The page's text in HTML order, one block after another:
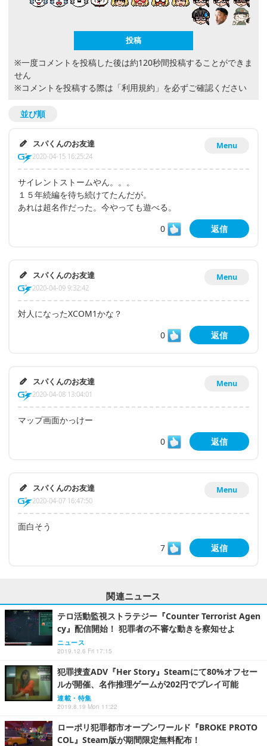
※一度コメントを投稿した後は約120秒間投稿することができま
せん
※コメントを投稿する際は 「利用規約」 を必ずご確認ください
並び順
Menu
スパくんのお友達
2020-04-15 16:25:24
サイレントストームやん。。。
１５年続編を待ち続けてたんだが。
あれは超名作だった。今やっても遊べる。
0
返信
Menu
スパくんのお友達
2020-04-09 9:32:42
対人になったXCOM1かな？
0
返信
Menu
スパくんのお友達
2020-04-08 13:04:01
マップ画面かっけー
0
返信
Menu
スパくんのお友達
2020-04-07 16:47:50
面白そう
7
返信
関連ニュース
テロ活動監視ストラテジー『Counter Terrorist Agen
cy』配信開始！ 犯罪者の不審な動きを察知せよ
ニュース
2019.12.6 Fri 17:15
犯罪捜査ADV『Her Story』Steamにて80%オフセー
ルが開催、名作推理ゲームが202円でプレイ可能
連載・特集
2019.8.19 Mon 11:22
ローポリ犯罪都市オープンワールド『BROKE PROTO
COL』Steam版が期間限定無料配布！